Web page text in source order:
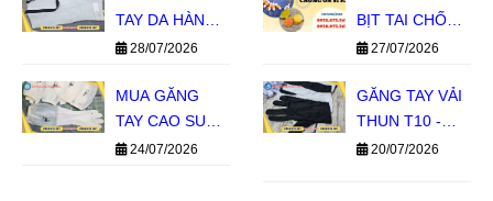
TAY DA HÀN
GIÁ SỈ TPHCM
28/07/2026
BỊT TAI CHỐNG
ỒN SILICON 1
GIÁ SỈ MIỀN
NAM
27/07/2026
MUA GĂNG
TAY CAO SU
CON HƯƠU
24/07/2026
GĂNG TAY VẢI
THUN T10 -
BỀN TAY, GIÁ
20/07/2026